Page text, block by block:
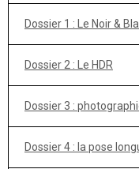
Dossier 1 : Le Noir &
Dossier 2 : Le HDR
Dossier 3 :
Dossier 4 : la pose